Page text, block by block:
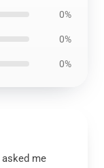
0%
0%
0%
asked me